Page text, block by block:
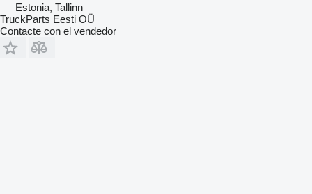
Estonia, Tallinn
TruckParts Eesti OÜ
Contacte con el vendedor